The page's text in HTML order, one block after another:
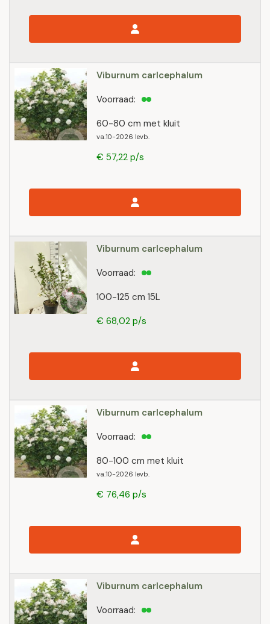
Viburnum carlcephalum
60-80 cm met kluit
va.10-2026 levb.
Voorraad:
€ 57,22 p/s
Viburnum carlcephalum
100-125 cm 15L
Voorraad:
€ 68,02 p/s
Viburnum carlcephalum
80-100 cm met kluit
va.10-2026 levb.
Voorraad:
€ 76,46 p/s
Viburnum carlcephalum
Voorraad: